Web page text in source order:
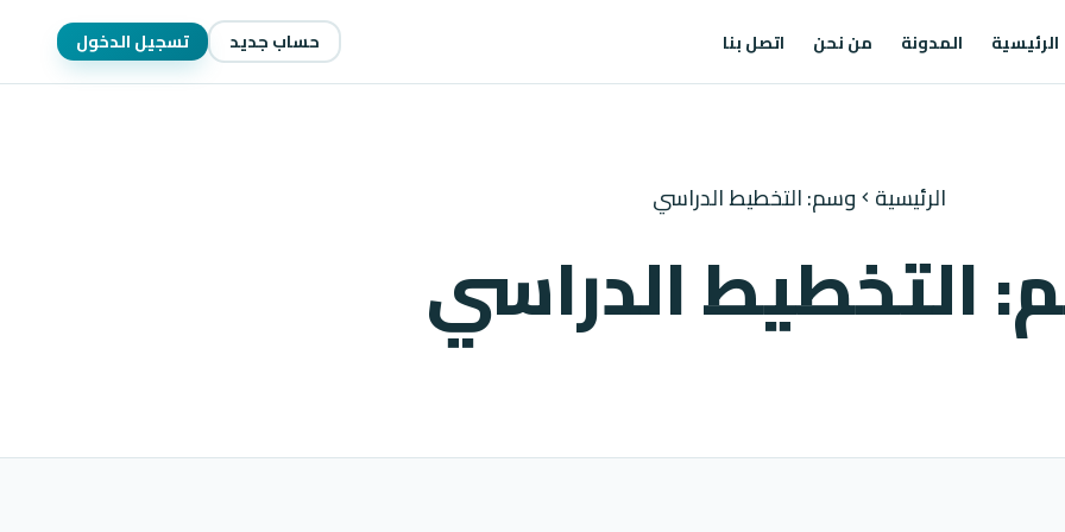
الرئيسية المدونة من نحن اتصل بنا حساب جديد تسجيل الدخول
الرئيسية chevron_left وسم: التخطيط الدراسي
التخطيط الدراسي